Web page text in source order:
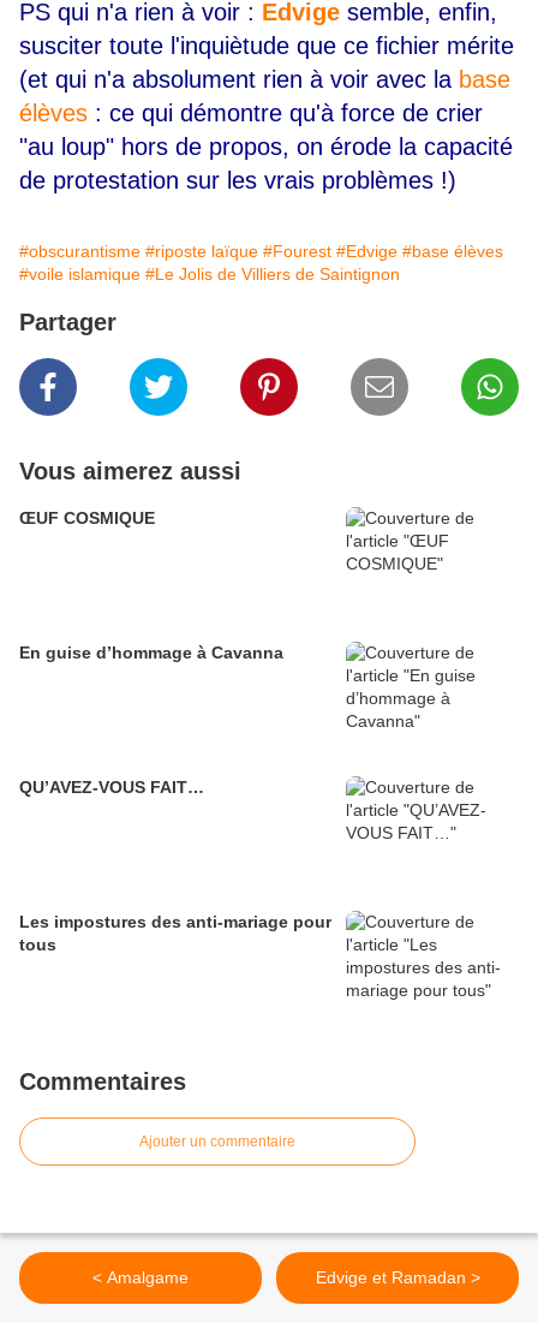
PS qui n'a rien à voir : Edvige semble, enfin,
susciter toute l'inquiètude que ce fichier mérite
(et qui n'a absolument rien à voir avec la base
élèves : ce qui démontre qu'à force de crier
"au loup" hors de propos, on érode la capacité
de protestation sur les vrais problèmes !)
#obscurantisme #riposte laïque #Fourest #Edvige #base élèves
#voile islamique #Le Jolis de Villiers de Saintignon
Partager
Vous aimerez aussi
ŒUF COSMIQUE
En guise d’hommage à Cavanna
QU’AVEZ-VOUS FAIT…
Les impostures des anti-mariage pour
tous
Commentaires
Ajouter un commentaire
< Amalgame Edvige et Ramadan >